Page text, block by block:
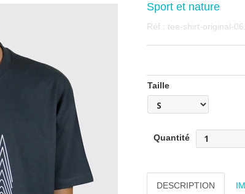
Sport et nature
Réf.: tee-shirt-original-
Taille
Quantité
DESCRIPTION